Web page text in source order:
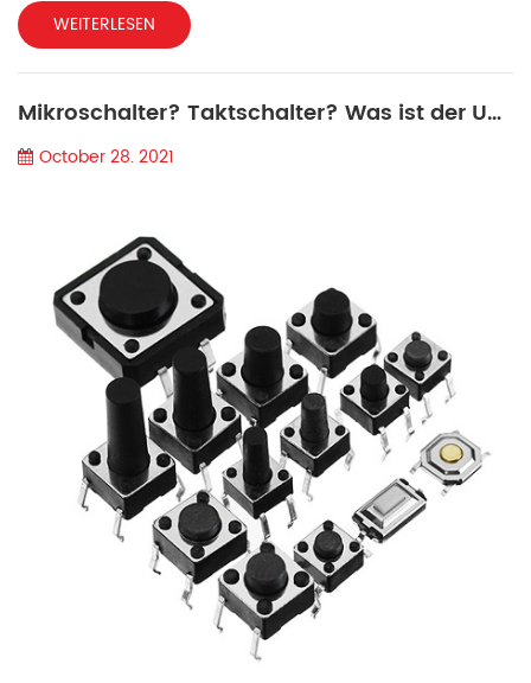
aus sehr robusten Materialien hergestellt werden können.
Für die Herstellung dieser Schalter werden häufig Fiberglas
Nitril können bei Anwendungen eingesetzt werden, bei
denen ...
WEITERLESEN
Mikroschalter? Taktschalter? Was ist der Unterschied zwischen ihnen?
October 28. 2021